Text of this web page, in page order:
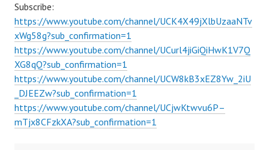
Subscribe:
https://www.youtube.com/channel/UCK4X49jXlbUzaaNTv
xWg58g?sub_confirmation=1
https://www.youtube.com/channel/UCurl4jiGiQiHwK1V7Q
XG8qQ?sub_confirmation=1
https://www.youtube.com/channel/UCW8kB3xEZ8Yw_2iU
_DJEEZw?sub_confirmation=1
https://www.youtube.com/channel/UCjwKtwvu6P–
mTjx8CFzkXA?sub_confirmation=1